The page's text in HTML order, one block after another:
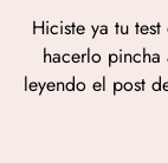
Hiciste ya tu
hacerlo pincha
leyendo el post